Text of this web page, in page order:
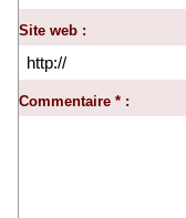
Site web :
Commentaire * :